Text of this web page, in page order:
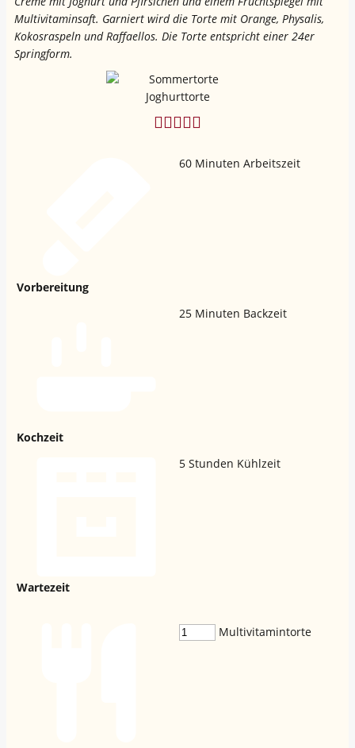
Multivitaminsaft. Garniert wird die Torte mit Orange, Physalis,
Kokosraspeln und Raffaellos. Die Torte entspricht einer 24er
Springform.
Vorbereitung
60 Minuten Arbeitszeit
Kochzeit
25 Minuten Backzeit
Wartezeit
5 Stunden Kühlzeit
Multivitamintorte